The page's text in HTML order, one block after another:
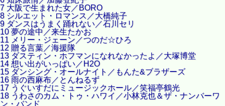
7 大阪で生まれた女／BORO
8 シルエット・ロマンス／大橋純子
9 ダンスはうまく踊れない／石川セリ
10 夢の途中／来生たかお
11 メリー・ジェーン／つのだ☆ひろ
12 贈る言葉／海援隊
13 ダスティン・ホフマンになれなかったよ／大塚博堂
14 想い出がいっぱい／H2O
15 ダンシング・オールナイト／もんた&ブラザーズ
16 雨の西麻布／とんねるず
17 うぐいすだにミュージックホール／笑福亭鶴光
18 うわさのカム・トゥ・ハワイ／小林克也＆ザ・ナンバーワ
ン・バンド